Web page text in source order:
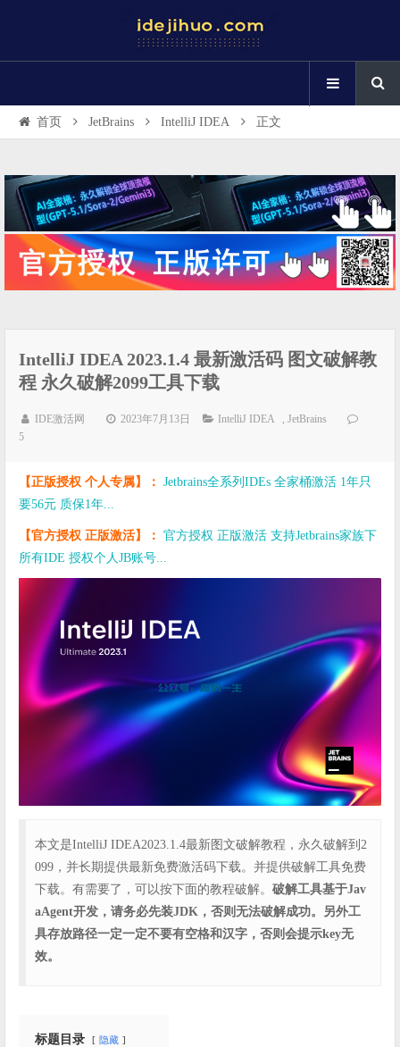
首页 JetBrains IntelliJ IDEA 正文
IntelliJ IDEA 2023.1.4 最新激活码 图文破解教
程 永久破解2099工具下载
IDE激活网 2023年7月13日 IntelliJ IDEA ,JetBrains
5
【正版授权 个人专属】： Jetbrains全系列IDEs 全家桶激活 1年只
要56元 质保1年...
【官方授权 正版激活】： 官方授权 正版激活 支持Jetbrains家族下
所有IDE 授权个人JB账号...
本文是IntelliJ IDEA2023.1.4最新图文破解教程，永久破解到2
099，并长期提供最新免费激活码下载。并提供破解工具免费
下载。有需要了，可以按下面的教程破解。 破解工具基于Jav
aAgent开发，请务必先装JDK，否则无法破解成功。另外工
具存放路径一定一定不要有空格和汉字，否则会提示key无
效。
标题目录 隐藏